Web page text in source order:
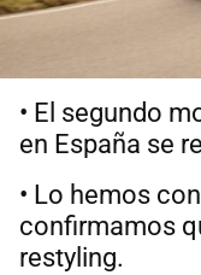
• El segundo
en España se
• Lo hemos
confirmamos
restyling.